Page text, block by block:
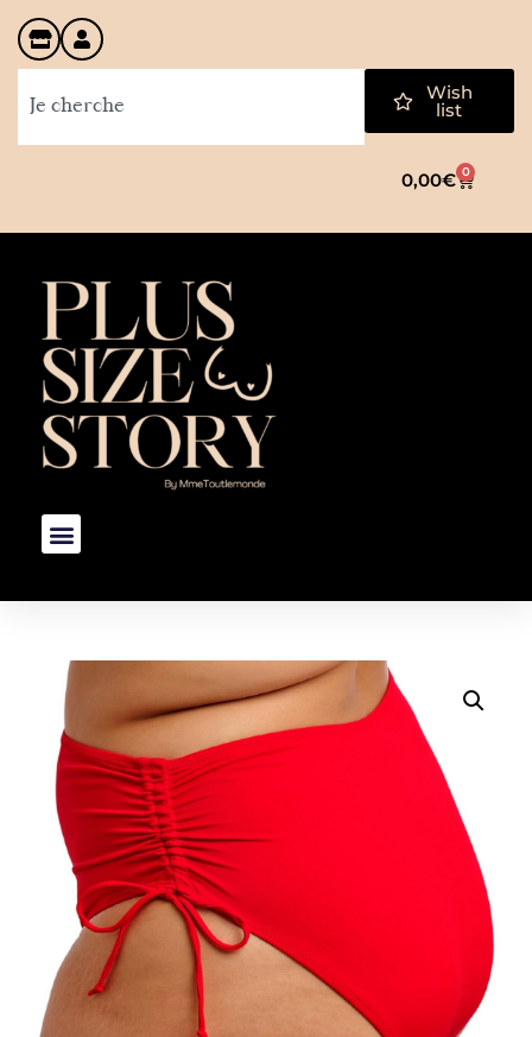
Wish
list
0,00€ 0